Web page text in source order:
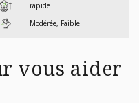
rapide
Modérée, Faible
vous aider